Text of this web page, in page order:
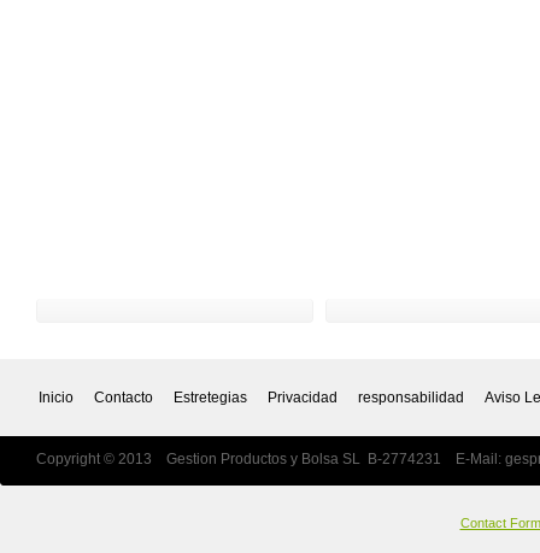
Inicio Contacto Estretegias Privacidad responsabilidad Aviso
Copyright © 2013 Gestion Productos y Bolsa SL B-2774231 E-Mail:
Contact Form